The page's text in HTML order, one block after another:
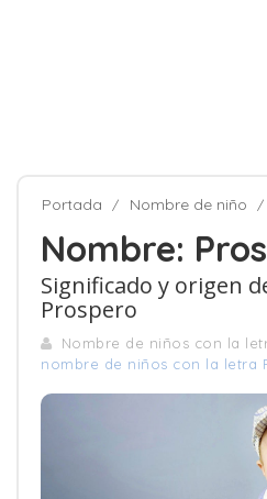
Portada Nombre de niño
Nombre:
Significado y origen
Prospero
Nombre de niños con la
nombre de niños con la letra